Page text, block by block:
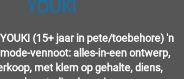
(15+ jaar in pete/toebehore) 'n
vennoot: alles-in-een ontwerp,
met klem op gehalte, diens,